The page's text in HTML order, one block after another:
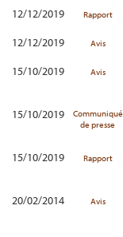
12/12/2019
Rapport
12/12/2019
Avis
15/10/2019
Avis
15/10/2019
Communiqué
de presse
15/10/2019
Rapport
20/02/2014
Avis